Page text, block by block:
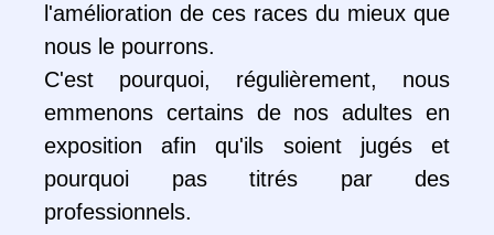
l'amélioration de ces races du mieux que
nous le pourrons.
C'est pourquoi, régulièrement, nous
emmenons certains de nos adultes en
exposition afin qu'ils soient jugés et
pourquoi pas titrés par des
professionnels.